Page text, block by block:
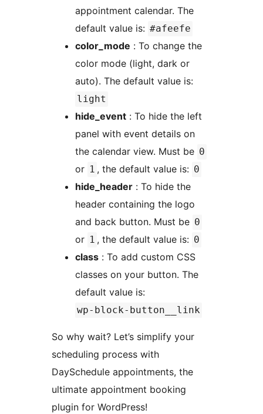
appointment calendar. The
default value is: #afeefe
color_mode : To change the
color mode (light, dark or
auto). The default value is:
light
hide_event : To hide the left
panel with event details on
the calendar view. Must be 0
or 1 , the default value is: 0
hide_header : To hide the
header containing the logo
and back button. Must be 0
or 1 , the default value is: 0
class : To add custom CSS
classes on your button. The
default value is:
wp-block-button__link
So why wait? Let’s simplify your
scheduling process with
DaySchedule appointments, the
ultimate appointment booking
plugin for WordPress!